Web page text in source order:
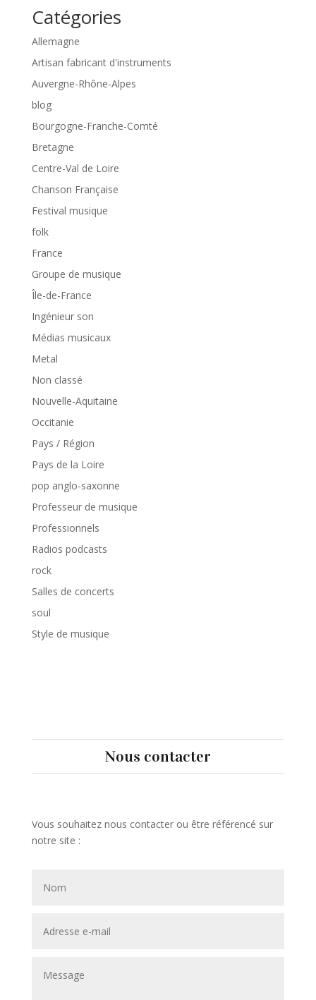
Catégories
Allemagne
Artisan fabricant d'instruments
Auvergne-Rhône-Alpes
blog
Bourgogne-Franche-Comté
Bretagne
Centre-Val de Loire
Chanson Française
Festival musique
folk
France
Groupe de musique
Île-de-France
Ingénieur son
Médias musicaux
Metal
Non classé
Nouvelle-Aquitaine
Occitanie
Pays / Région
Pays de la Loire
pop anglo-saxonne
Professeur de musique
Professionnels
Radios podcasts
rock
Salles de concerts
soul
Style de musique
Nous contacter
Vous souhaitez nous contacter ou être référencé sur
notre site :